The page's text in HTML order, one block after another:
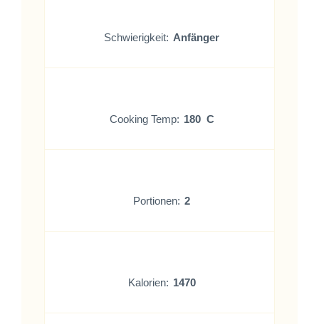
Schwierigkeit: Anfänger
Cooking Temp: 180 C
Portionen: 2
Kalorien: 1470